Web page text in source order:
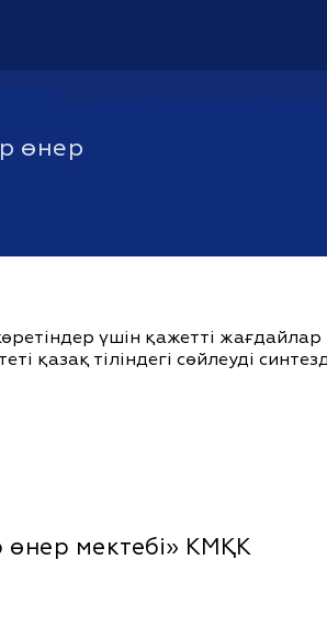
өнер
үшін қажетті
қазақ тіліндегі сөйлеуді
өнер мектебі» КМҚК